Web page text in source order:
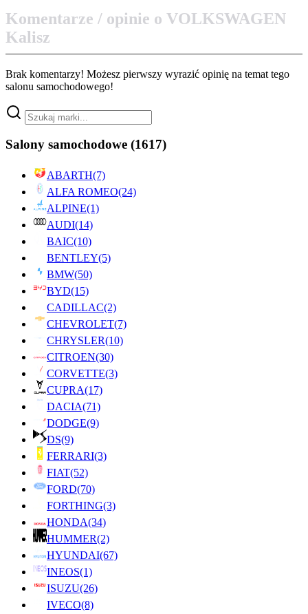
Komentarze / opinie o VOLKSWAGEN
Kalisz
Brak komentarzy! Możesz pierwszy wyrazić opinię na temat tego
salonu samochodowego!
Salony samochodowe (1617)
ABARTH(7)
ALFA ROMEO(24)
ALPINE(1)
AUDI(14)
BAIC(10)
BENTLEY(5)
BMW(50)
BYD(15)
CADILLAC(2)
CHEVROLET(7)
CHRYSLER(10)
CITROEN(30)
CORVETTE(3)
CUPRA(17)
DACIA(71)
DODGE(9)
DS(9)
FERRARI(3)
FIAT(52)
FORD(70)
FORTHING(3)
HONDA(34)
HUMMER(2)
HYUNDAI(67)
INEOS(1)
ISUZU(26)
IVECO(8)